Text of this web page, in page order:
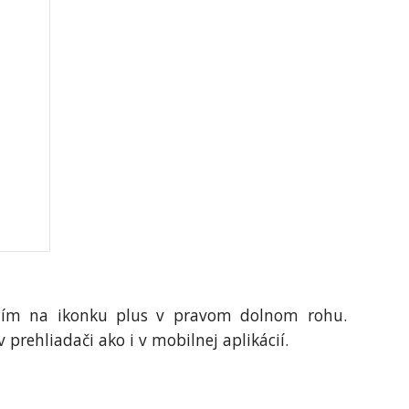
na ikonku plus v pravom dolnom rohu.
ako i v mobilnej aplikácií.